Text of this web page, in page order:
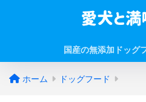
国産の無添加ドッグ
ホーム ドッグフード